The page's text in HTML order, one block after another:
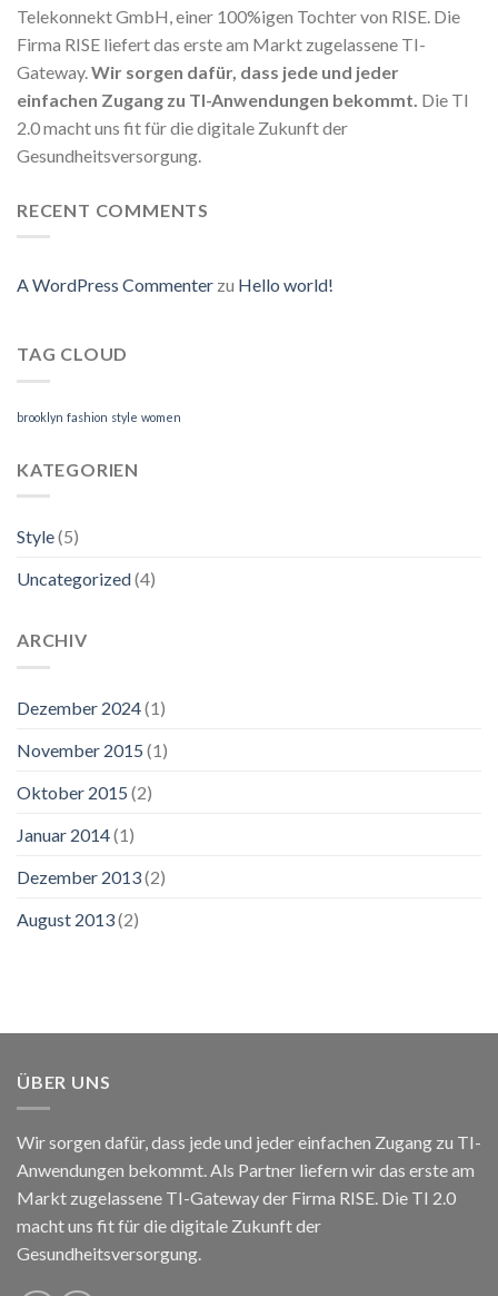
Telekonnekt GmbH, einer 100%igen Tochter von RISE. Die
Firma RISE liefert das erste am Markt zugelassene TI-
Gateway. Wir sorgen dafür, dass jede und jeder
einfachen Zugang zu TI-Anwendungen bekommt. Die TI
2.0 macht uns fit für die digitale Zukunft der
Gesundheitsversorgung.
RECENT COMMENTS
A WordPress Commenter zu Hello world!
TAG CLOUD
brooklyn fashion style women
KATEGORIEN
Style(5)
Uncategorized(4)
ARCHIV
Dezember 2024(1)
November 2015 (1)
Oktober 2015 (2)
Januar 2014(1)
Dezember 2013(2)
August 2013(2)
ÜBER UNS
Wir sorgen dafür, dass jede und jeder einfachen Zugang zu TI-
Anwendungen bekommt. Als Partner liefern wir das erste am
Markt zugelassene TI-Gateway der Firma RISE. Die TI 2.0
macht uns fit für die digitale Zukunft der
Gesundheitsversorgung.